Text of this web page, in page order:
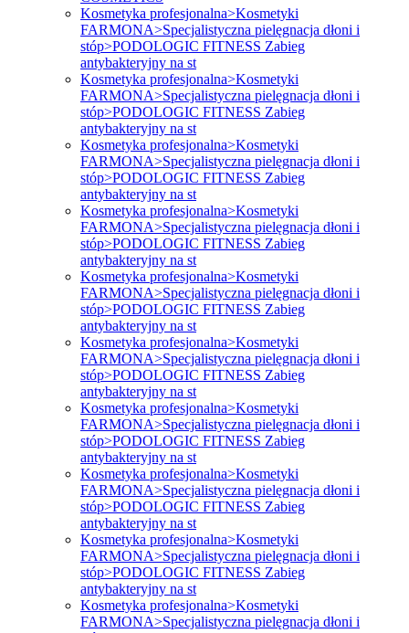
Kosmetyka profesjonalna>Kosmetyki
FARMONA>Specjalistyczna pielęgnacja dłoni i
stóp>PODOLOGIC FITNESS Zabieg
antybakteryjny na st
Kosmetyka profesjonalna>Kosmetyki
FARMONA>Specjalistyczna pielęgnacja dłoni i
stóp>PODOLOGIC FITNESS Zabieg
antybakteryjny na st
Kosmetyka profesjonalna>Kosmetyki
FARMONA>Specjalistyczna pielęgnacja dłoni i
stóp>PODOLOGIC FITNESS Zabieg
antybakteryjny na st
Kosmetyka profesjonalna>Kosmetyki
FARMONA>Specjalistyczna pielęgnacja dłoni i
stóp>PODOLOGIC FITNESS Zabieg
antybakteryjny na st
Kosmetyka profesjonalna>Kosmetyki
FARMONA>Specjalistyczna pielęgnacja dłoni i
stóp>PODOLOGIC FITNESS Zabieg
antybakteryjny na st
Kosmetyka profesjonalna>Kosmetyki
FARMONA>Specjalistyczna pielęgnacja dłoni i
stóp>PODOLOGIC FITNESS Zabieg
antybakteryjny na st
Kosmetyka profesjonalna>Kosmetyki
FARMONA>Specjalistyczna pielęgnacja dłoni i
stóp>PODOLOGIC FITNESS Zabieg
antybakteryjny na st
Kosmetyka profesjonalna>Kosmetyki
FARMONA>Specjalistyczna pielęgnacja dłoni i
stóp>PODOLOGIC FITNESS Zabieg
antybakteryjny na st
Kosmetyka profesjonalna>Kosmetyki
FARMONA>Specjalistyczna pielęgnacja dłoni i
stóp>PODOLOGIC FITNESS Zabieg
antybakteryjny na st
Kosmetyka profesjonalna>Kosmetyki
FARMONA>Specjalistyczna pielęgnacja dłoni i